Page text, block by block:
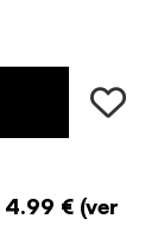
4.99 €(ver